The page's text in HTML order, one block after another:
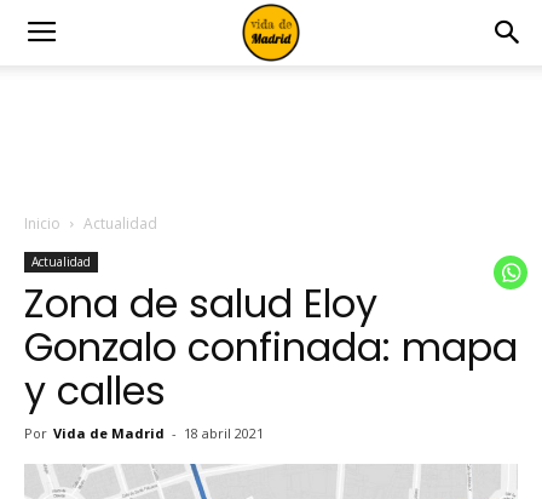
Inicio Actualidad
Actualidad
Zona de salud Eloy
Gonzalo confinada: mapa
y calles
Por Vida de Madrid - 18 abril 2021